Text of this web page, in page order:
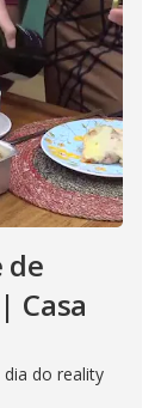
de
Casa
do reality